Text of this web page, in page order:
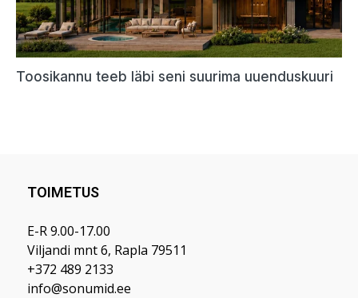
TOIMETUS
E-R 9.00-17.00
Viljandi mnt 6, Rapla 79511
+372 489 2133
info@sonumid.ee